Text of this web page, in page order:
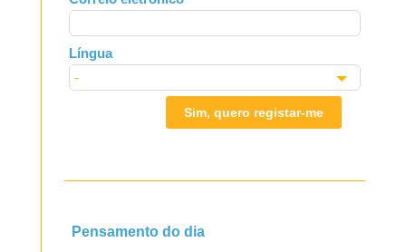
Língua
Sim, quero registar-me
Pensamento do dia